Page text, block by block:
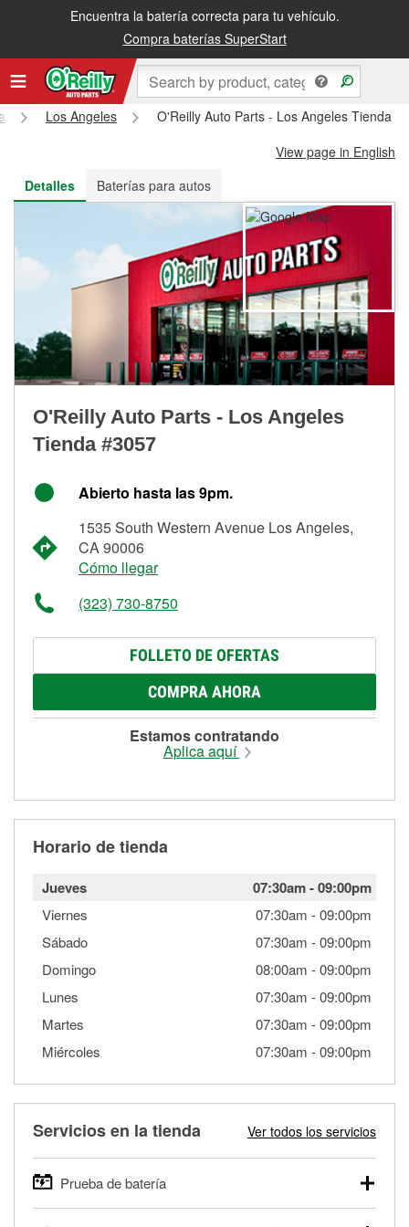
Encuentra la batería correcta para tu vehículo.
Compra baterías SuperStart
Recibe tu orden gratis al día siguiente o recógela en la tienda
Los Angeles
O'Reilly Auto Parts - Los Angeles Tienda
View page in English
Detalles
Baterías para autos
O'Reilly Auto Parts - Los Angeles
Tienda #3057
Abierto hasta las 9pm.
1535 South Western Avenue Los Angeles,
CA 90006
Cómo llegar
(323) 730-8750
FOLLETO DE OFERTAS
COMPRA AHORA
Estamos contratando
Aplica aquí
Horario de tienda
Jueves 07:30am-09:00pm
Viernes 07:30am -09:00pm
Sábado
07:30am -09:00pm
Domingo
08:00am -09:00pm
Lunes
07:30am -09:00pm
Martes
07:30am -09:00pm
Miércoles
07:30am -09:00pm
Servicios en la tienda Ver todos los servicios
Prueba de batería